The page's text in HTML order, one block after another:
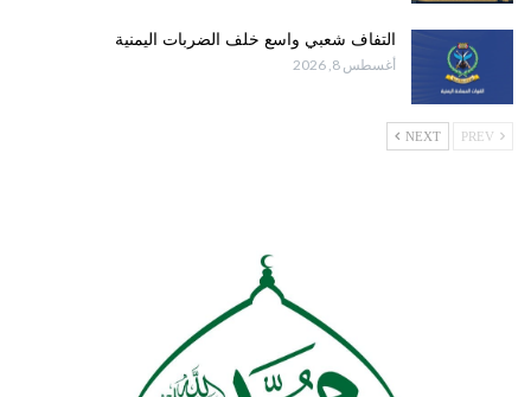
التفاف شعبي واسع خلف الضربات اليمنية
أغسطس 8, 2026
NEXT